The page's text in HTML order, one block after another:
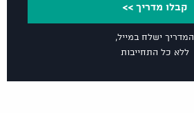
קבלו מדריך >>
המדריך ישלח במייל,
ללא כל התחייבות